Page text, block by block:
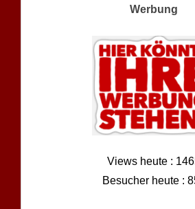
Werbung
Views heute :
Besucher heute :